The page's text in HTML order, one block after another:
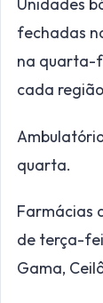
Unidades
fechadas
na quarta-
cada
quarta.
Farmácias
de terça-
Gama,